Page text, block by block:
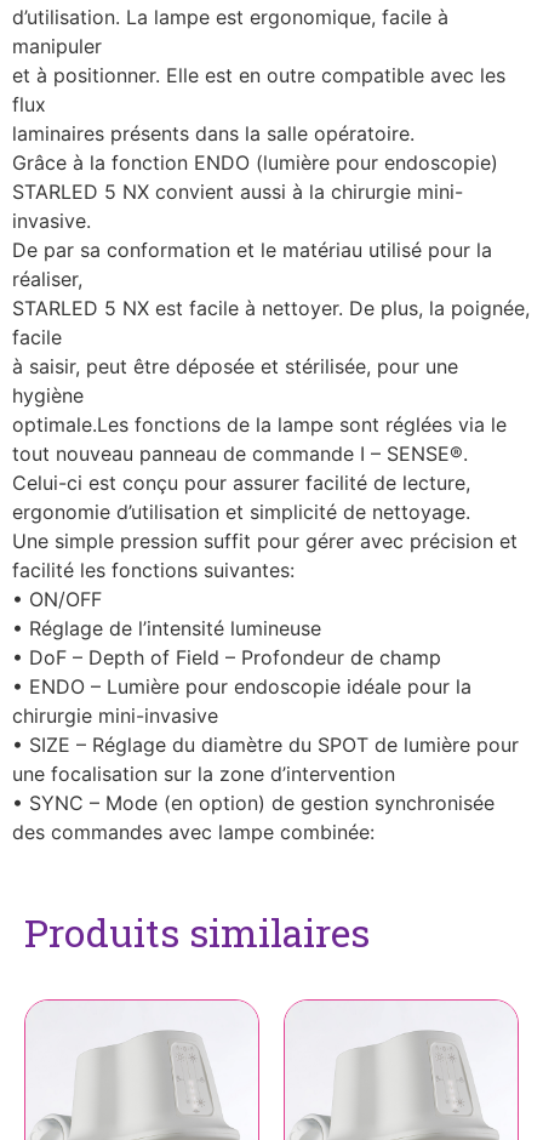
d’utilisation. La lampe est ergonomique, facile à
manipuler
et à positionner. Elle est en outre compatible avec les
flux
laminaires présents dans la salle opératoire.
Grâce à la fonction ENDO (lumière pour endoscopie)
STARLED 5 NX convient aussi à la chirurgie mini-
invasive.
De par sa conformation et le matériau utilisé pour la
réaliser,
STARLED 5 NX est facile à nettoyer. De plus, la poignée,
facile
à saisir, peut être déposée et stérilisée, pour une
hygiène
optimale.Les fonctions de la lampe sont réglées via le
tout nouveau panneau de commande I – SENSE®.
Celui-ci est conçu pour assurer facilité de lecture,
ergonomie d’utilisation et simplicité de nettoyage.
Une simple pression suffit pour gérer avec précision et
facilité les fonctions suivantes:
• ON/OFF
• Réglage de l’intensité lumineuse
• DoF – Depth of Field – Profondeur de champ
• ENDO – Lumière pour endoscopie idéale pour la
chirurgie mini-invasive
• SIZE – Réglage du diamètre du SPOT de lumière pour
une focalisation sur la zone d’intervention
• SYNC – Mode (en option) de gestion synchronisée
des commandes avec lampe combinée:
Produits similaires